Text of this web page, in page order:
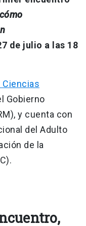
de julio a las 18
Ciencias
Gobierno
y cuenta con
del Adulto
de la